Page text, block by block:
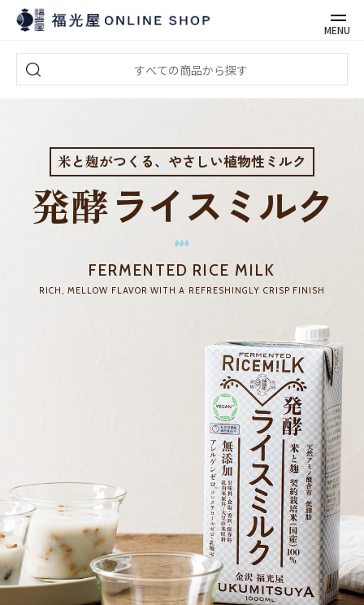
MENU
米と麹がつくる、やさしい植物性ミルク
発酵ライスミルク
FERMENTED RICE MILK
RICH, MELLOW FLAVOR WITH A REFRESHINGLY CRISP FINISH